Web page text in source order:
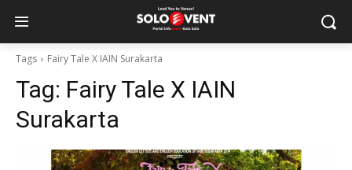
Tags Fairy Tale X IAIN Surakarta
Tag: Fairy Tale X IAIN
Surakarta